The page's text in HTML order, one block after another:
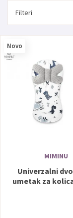
Filteri
Novo
MIMINU
Univerzalni
umetak za